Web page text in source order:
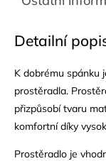
Detailní
K dobrému spánku
prostěradla.
přizpůsobí tvaru
komfortní díky
Prostěradlo je